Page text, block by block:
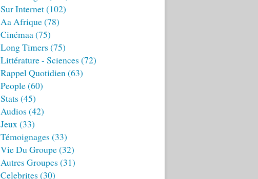
Sur Internet(102)
Aa Afrique(78)
Cinémaa(75)
Long Timers (75)
Littérature - Sciences (72)
Rappel Quotidien(63)
People(60)
Stats (45)
Audios (42)
Jeux(33)
Témoignages (33)
Vie Du Groupe(32)
Autres Groupes (31)
Celebrites (30)